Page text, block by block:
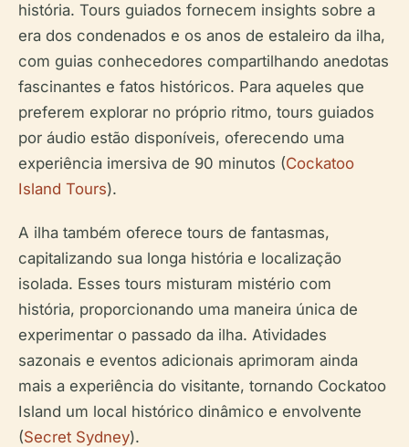
história. Tours guiados fornecem insights sobre a
era dos condenados e os anos de estaleiro da ilha,
com guias conhecedores compartilhando anedotas
fascinantes e fatos históricos. Para aqueles que
preferem explorar no próprio ritmo, tours guiados
por áudio estão disponíveis, oferecendo uma
experiência imersiva de 90 minutos (Cockatoo
Island Tours).
A ilha também oferece tours de fantasmas,
capitalizando sua longa história e localização
isolada. Esses tours misturam mistério com
história, proporcionando uma maneira única de
experimentar o passado da ilha. Atividades
sazonais e eventos adicionais aprimoram ainda
mais a experiência do visitante, tornando Cockatoo
Island um local histórico dinâmico e envolvente
(Secret Sydney).